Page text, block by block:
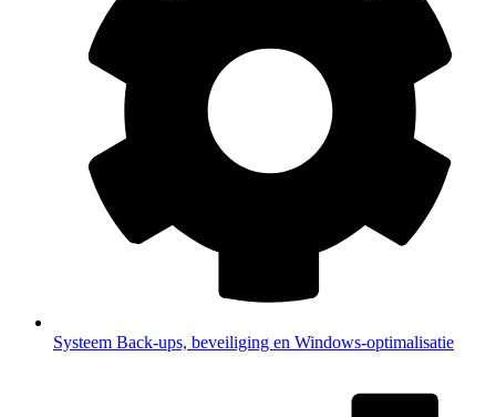
Systeem Back-ups, beveiliging en Windows-optimalisatie